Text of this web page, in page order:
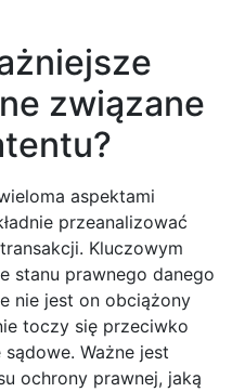
związane
aspektami
przeanalizować
Kluczowym
stanu prawnego danego
nie jest on obciążony
toczy się przeciwko
Ważne jest
ochrony prawnej, jaką